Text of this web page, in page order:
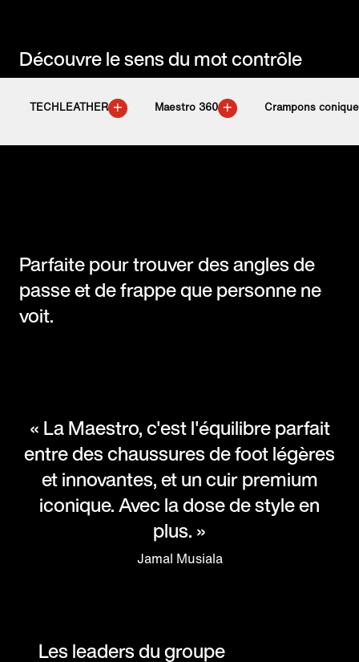
Découvre le sens du mot contrôle
TECHLEATHER + Maestro 360 + Crampons
Parfaite pour trouver des angles de
passe et de frappe que personne ne
voit.
« La Maestro, c'est l'équilibre parfait
entre des chaussures de foot légères
et innovantes, et un cuir premium
iconique. Avec la dose de style en
plus. »
Jamal Musiala
Les leaders du groupe